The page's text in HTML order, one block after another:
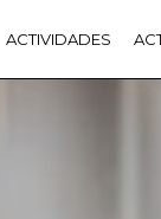
ACTIVIDADESPREMIOS